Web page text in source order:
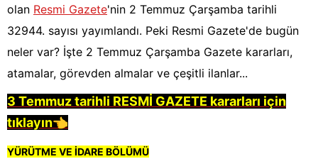
olan Resmi Gazete'nin 2 Temmuz Çarşamba tarihli
32944. sayısı yayımlandı. Peki Resmi Gazete'de bugün
neler var? İşte 2 Temmuz Çarşamba Gazete kararları,
atamalar, görevden almalar ve çeşitli ilanlar...
3 Temmuz tarihli RESMİ GAZETE kararları için
tıklayın👈
YÜRÜTME VE İDARE BÖLÜMÜ